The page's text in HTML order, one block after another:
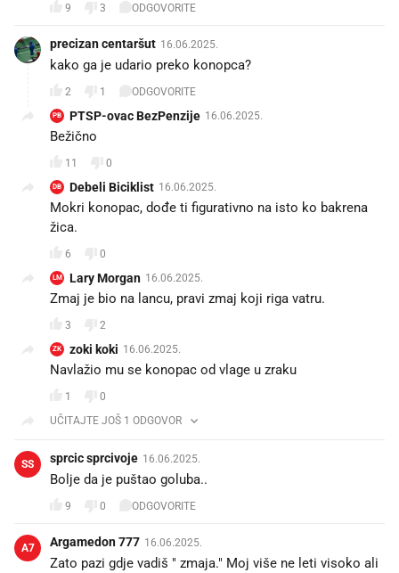
9 3 ODGOVORITE
precizan centaršut 16.06.2025.
kako ga je udario preko konopca?
2 1 ODGOVORITE
PB PTSP-ovac BezPenzije 16.06.2025.
Bežično
11 0
DB Debeli Biciklist 16.06.2025.
Mokri konopac, dođe ti figurativno na isto ko bakrena
žica.
6 0
LM Lary Morgan 16.06.2025.
Zmaj je bio na lancu, pravi zmaj koji riga vatru.
3 2
ZK zoki koki 16.06.2025.
Navlažio mu se konopac od vlage u zraku
1
0
UČITAJTE JOŠ 1 ODGOVOR
SS sprcic sprcivoje 16.06.2025.
Bolje da je puštao goluba..
9 0 ODGOVORITE
A7 Argamedon 777 16.06.2025.
Zato pazi gdje vadiš " zmaja." Moj više ne leti visoko ali